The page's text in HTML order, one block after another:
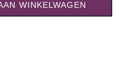
WINKELWAGEN